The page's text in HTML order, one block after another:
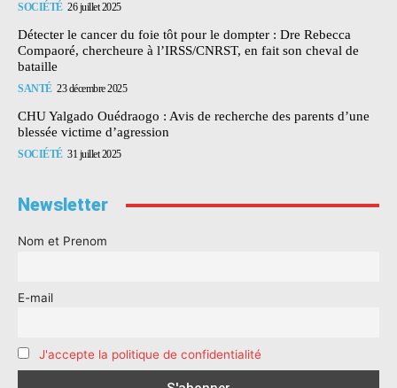
SOCIÉTÉ 26 juillet 2025
Détecter le cancer du foie tôt pour le dompter : Dre Rebecca
Compaoré, chercheure à l’IRSS/CNRST, en fait son cheval de
bataille
SANTÉ 23 décembre 2025
CHU Yalgado Ouédraogo : Avis de recherche des parents d’une
blessée victime d’agression
SOCIÉTÉ 31 juillet 2025
Newsletter
Nom et Prenom
E-mail
J'accepte la politique de confidentialité